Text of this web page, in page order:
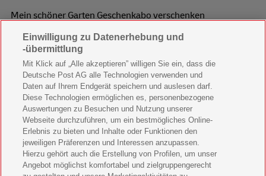
Mein schöner Garten Geschenkabo verschenken
Wohnen & Garten Geschenkabo verschenken
Mein schönes Land Geschenkabo verschenken
Bild der Frau Geschenkabo verschenken
11 Freunde Geschenkabo verschenken
LEGO Ninjago Magazin Geschenkabo verschenken
Brigitte Geschenkabo verschenken
Einwilligung zu Datenerhebung und
-übermittlung
Mit Klick auf „Alle akzeptieren” willigen Sie ein, dass die
Deutsche Post AG alle Technologien verwenden und
Daten auf Ihrem Endgerät speichern und auslesen darf.
Diese Technologien ermöglichen es, personenbezogene
Auswertungen zu Besuchen und Nutzung unserer
Webseite durchzuführen, um ein bestmögliches Online-
Erlebnis zu bieten und Inhalte oder Funktionen den
jeweiligen Präferenzen und Interessen anzupassen.
Hierzu gehört auch die Erstellung von Profilen, um unser
Angebot möglichst komfortabel und zielgruppengerecht